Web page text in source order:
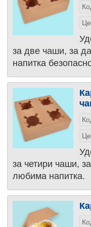
за две чаши, за
напитка
за четири чаши,
любима напитка.